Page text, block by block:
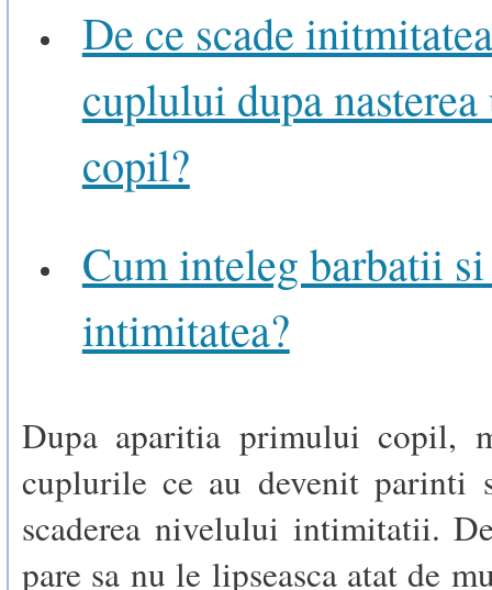
De ce scade initmitatea
cuplului dupa
copil?
Cum inteleg barbatii
intimitatea?
Dupa aparitia primului copil,
cuplurile ce au devenit parinti
scaderea nivelului intimitatii.
pare sa nu le lipseasca atat de